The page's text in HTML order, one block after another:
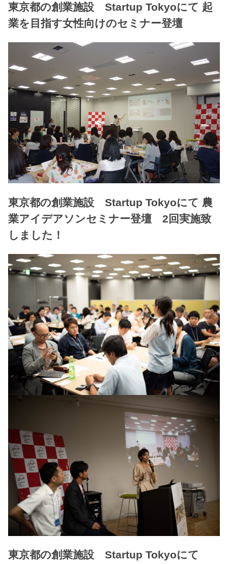
東京都の創業施設 Startup Tokyoにて 起
業を目指す女性向けのセミナー登壇
東京都の創業施設 Startup Tokyoにて 農
業アイデアソンセミナー登壇 2回実施致
しました！
東京都の創業施設 Startup Tokyoにて